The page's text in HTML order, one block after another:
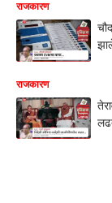
राजकारण
राजकारण